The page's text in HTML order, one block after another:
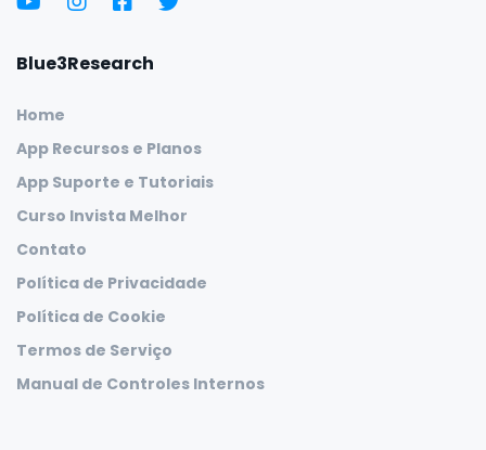
Blue3Research
Home
App Recursos e Planos
App Suporte e Tutoriais
Curso Invista Melhor
Contato
Política de Privacidade
Política de Cookie
Termos de Serviço
Manual de Controles Internos